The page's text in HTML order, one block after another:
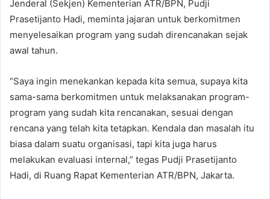
Jenderal (Sekjen) Kementerian ATR/BPN, Pudji
Prasetijanto Hadi, meminta jajaran untuk berkomitmen
menyelesaikan program yang sudah direncanakan sejak
awal tahun.
“Saya ingin menekankan kepada kita semua, supaya kita
sama-sama berkomitmen untuk melaksanakan program-
program yang sudah kita rencanakan, sesuai dengan
rencana yang telah kita tetapkan. Kendala dan masalah itu
biasa dalam suatu organisasi, tapi kita juga harus
melakukan evaluasi internal,” tegas Pudji Prasetijanto
Hadi, di Ruang Rapat Kementerian ATR/BPN, Jakarta.